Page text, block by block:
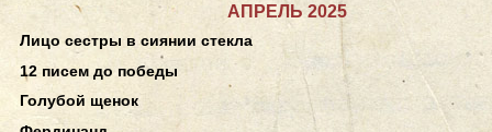
АПРЕЛЬ 2025
Лицо сестры в сиянии стекла
12 писем до победы
Голубой щенок